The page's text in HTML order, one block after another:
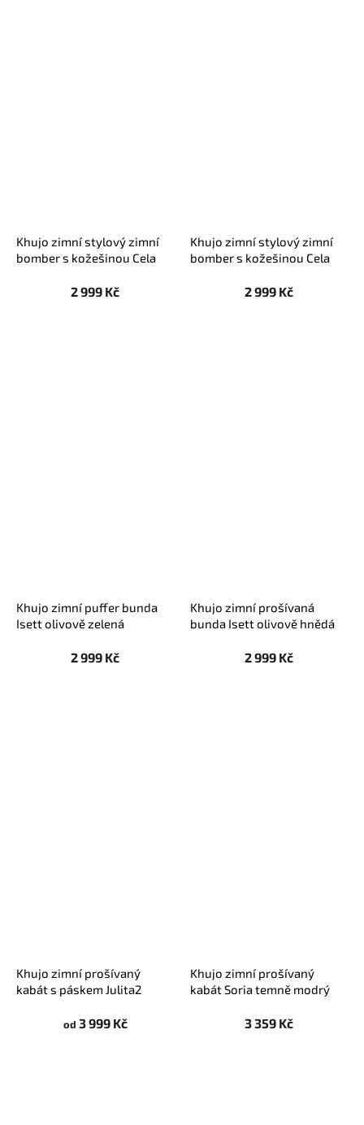
Khujo zimní stylový zimní
bomber s kožešinou Cela
2 999 Kč
Khujo zimní stylový zimní
bomber s kožešinou Cela
2 999 Kč
Khujo zimní puffer bunda
Isett olivově zelená
2 999 Kč
Khujo zimní prošívaná
bunda Isett olivově hnědá
2 999 Kč
Khujo zimní prošívaný
kabát s páskem Julita2
od 3 999 Kč
Khujo zimní prošívaný
kabát Soria temně modrý
3 359 Kč